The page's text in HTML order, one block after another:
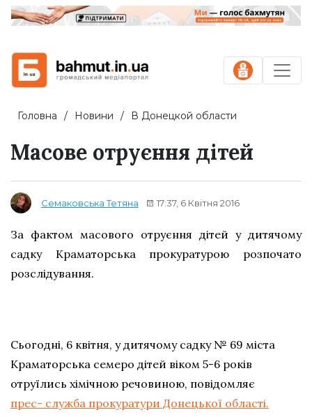
Головна Новини В Донецкой области
Масове отруєння дітей
Семаковська Тетяна 17:37, 6 Квітня 2016
За фактом масового отруєння дітей у дитячому
садку Краматорська прокуратурою розпочато
розслідування.
Сьогодні, 6 квітня, у дитячому садку № 69 міста
Краматорська семеро дітей віком 5-6 років
отруїлись хімічною речовиною, повідомляє
прес- служба прокуратури Донецької області.